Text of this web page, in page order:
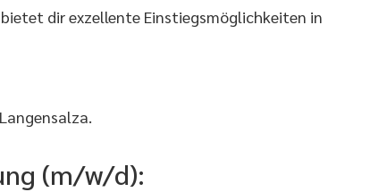
dir exzellente Einstiegsmöglichkeiten in
(m/w/d):